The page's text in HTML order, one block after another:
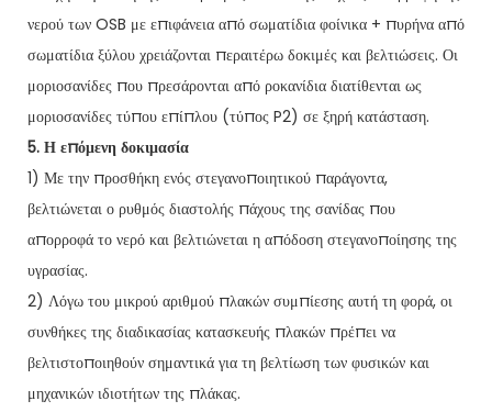
νερού των OSB με επιφάνεια από σωματίδια φοίνικα + πυρήνα από
σωματίδια ξύλου χρειάζονται περαιτέρω δοκιμές και βελτιώσεις. Οι
μοριοσανίδες που πρεσάρονται από ροκανίδια διατίθενται ως
μοριοσανίδες τύπου επίπλου (τύπος P2) σε ξηρή κατάσταση.
5. Η επόμενη δοκιμασία
1) Με την προσθήκη ενός στεγανοποιητικού παράγοντα,
βελτιώνεται ο ρυθμός διαστολής πάχους της σανίδας που
απορροφά το νερό και βελτιώνεται η απόδοση στεγανοποίησης της
υγρασίας.
2) Λόγω του μικρού αριθμού πλακών συμπίεσης αυτή τη φορά, οι
συνθήκες της διαδικασίας κατασκευής πλακών πρέπει να
βελτιστοποιηθούν σημαντικά για τη βελτίωση των φυσικών και
μηχανικών ιδιοτήτων της πλάκας.